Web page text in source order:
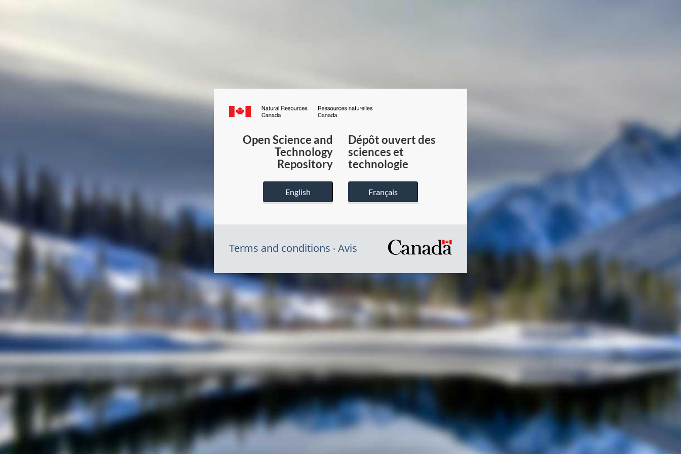
Canada.ca
du
Canada
Open Science and
Technology
Repository
English
Dépôt ouvert des
sciences et
technologie
Français
Terms and conditions Avis
/
gouvernement
du
Canada